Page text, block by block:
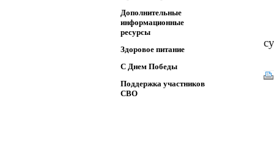
Дополнительные
информационные
ресурсы
Здоровое питание
C Днем Победы
Поддержка участников
СВО